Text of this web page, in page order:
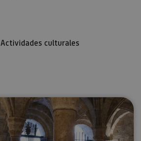
Actividades culturales